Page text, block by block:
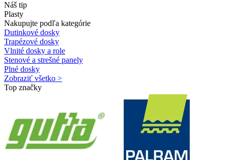
Náš tip
Plasty
Nakupujte podľa kategórie
Dutinkové dosky
Trapézové dosky
Vlnité dosky a role
Stenové a strešné panely
Plné dosky
Zobraziť všetko >
Top značky